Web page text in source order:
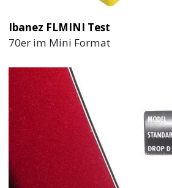
Ibanez FLMINI Test
70er im Mini Format